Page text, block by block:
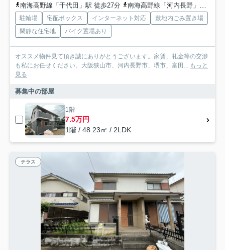
南海高野線「千代田」駅 徒歩27分
南海高野線「河内長野」駅 徒歩35分
駐輪場 宅配ボックス インターネット対応
敷地内ごみ置き場
閑静な住宅地
バイク置場あり
オススメ物件見て頂き誠にありがとうございます。家賃、礼金等の交渉
も私にお任せください。大阪狭山市、河内長野市、堺市、富田...
もっと
見る
募集中の部屋
1階
7.5万円
1階 / 48.23㎡ / 2LDK
テラス